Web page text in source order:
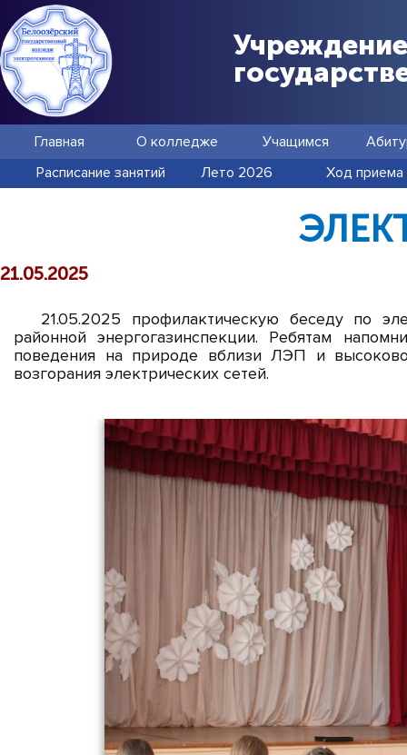
Главная О колледже Учащимся
Расписание занятий
Лето 2026 Ход приема
21.05.2025
21.05.2025 профилактическую беседу по
районной энергогазинспекции. Ребятам
поведения на природе вблизи ЛЭП и
возгорания электрических сетей.